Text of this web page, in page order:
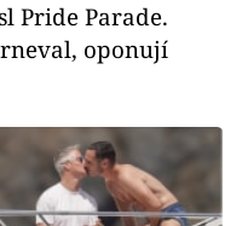
Pride Parade.
oponují